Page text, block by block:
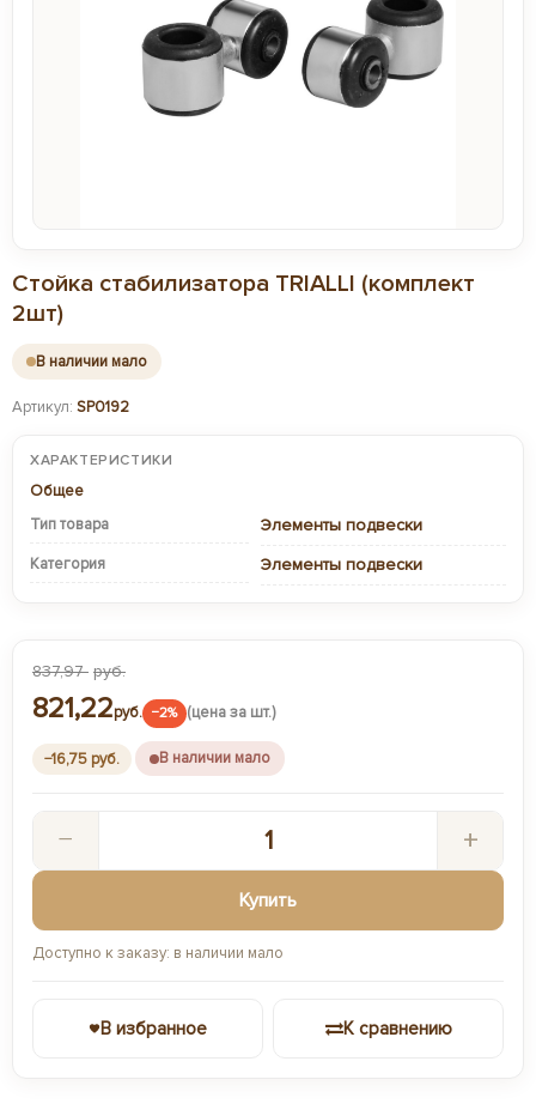
Стойка стабилизатора TRIALLI (комплект
2шт)
В наличии мало
Артикул: SP0192
ХАРАКТЕРИСТИКИ
Общее
Тип товара
Элементы подвески
Категория Элементы подвески
837,97 руб.
821,22руб. −2% (цена за шт.)
−16,75 руб. В наличии мало
− +
Купить
Доступно к заказу: в наличии мало
В избранное К сравнению